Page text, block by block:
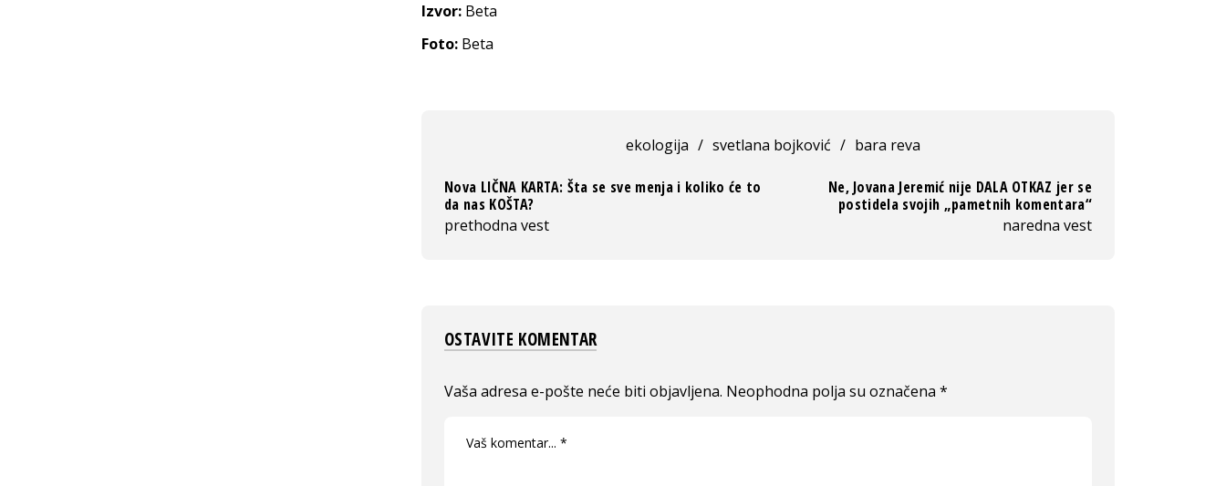
Izvor: Beta
Foto: Beta
ekologija / svetlana bojković / bara reva
Nova LIČNA KARTA: Šta se sve menja i koliko će to
da nas KOŠTA?
prethodna vest
Ne, Jovana Jeremić nije DALA OTKAZ jer se
postidela svojih „pametnih komentara“
naredna vest
OSTAVITE KOMENTAR
Vaša adresa e-pošte neće biti objavljena. Neophodna polja su označena *